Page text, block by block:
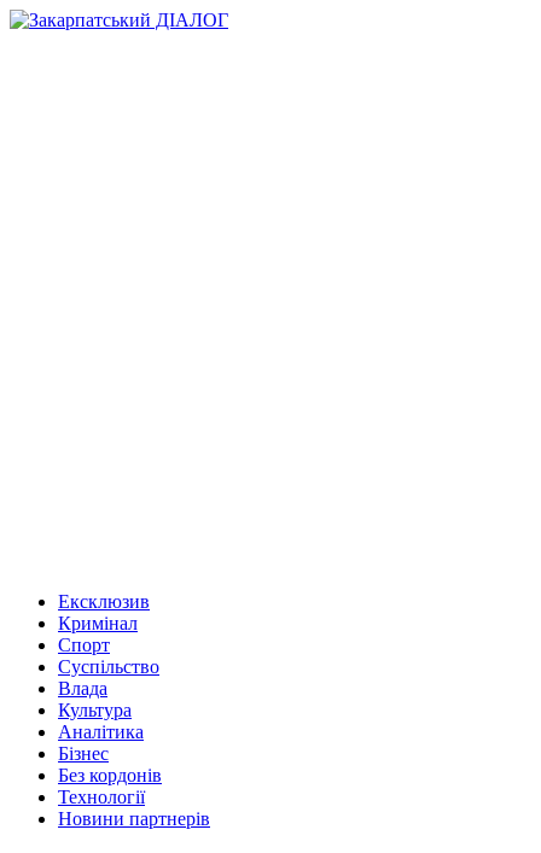
Ексклюзив
Кримінал
Спорт
Суспільство
Влада
Культура
Аналітика
Бізнес
Без кордонів
Технології
Новини партнерів